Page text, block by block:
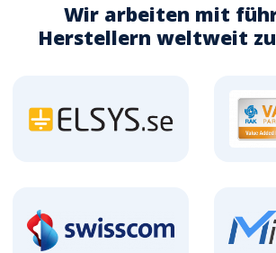
Wir arbeiten mit
Herstellern weltweit